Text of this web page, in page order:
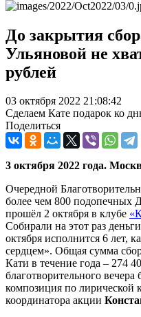
До закрытия
Ульяновой не
рублей
03 октября 2022 21:08:42
Сделаем Кате подарок ко
Поделиться
3 октября 2022 года.
Очередной
более чем 800 подопечных
прошёл 2 октября в клубе
Собирали на этот раз
октября исполнится 6 лет,
сердцем». Общая сумма
Кати в течение года – 274
благотворительного
композиция по лирической
координатора акции